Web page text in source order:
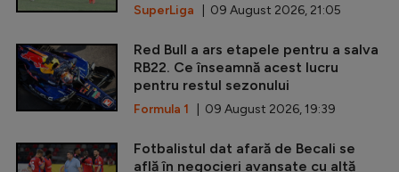
SuperLiga | 09 August 2026, 21:05
Red Bull a ars etapele pentru a salva
RB22. Ce înseamnă acest lucru
pentru restul sezonului
Formula 1 | 09 August 2026, 19:39
Fotbalistul dat afară de Becali se
află în negocieri avansate cu altă